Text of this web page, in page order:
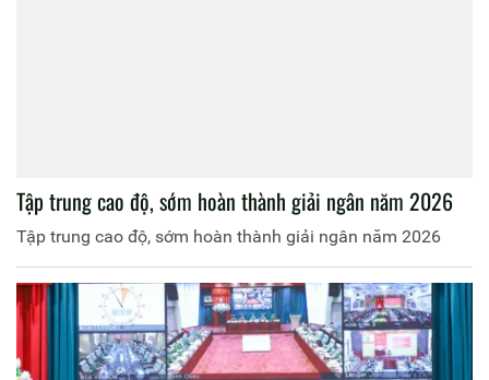
Tập trung cao độ, sớm hoàn thành giải ngân năm 2026
Tập trung cao độ, sớm hoàn thành giải ngân năm 2026